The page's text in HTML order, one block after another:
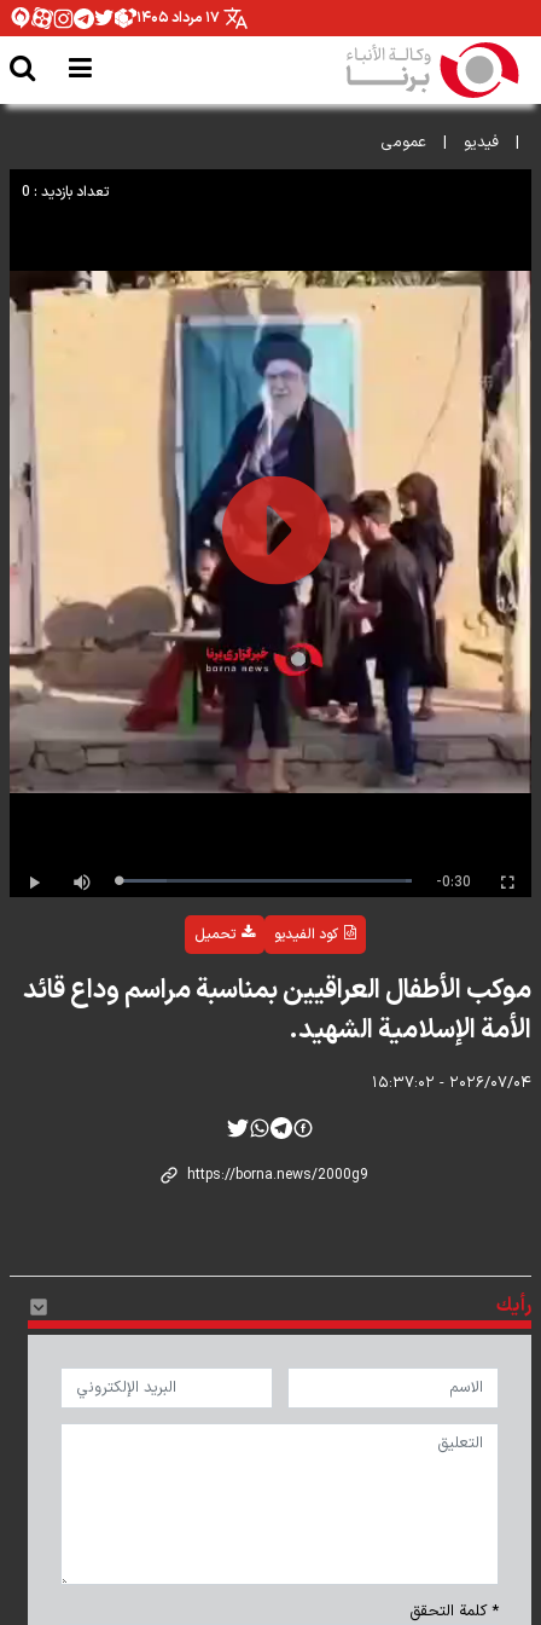
۱۷ مرداد ۱۴۰۵
| فيديو | عمومی
Play
Video
Play Mute Loaded:
0%
Progress:
Remaining
Time
-0:30
تعداد بازدید : 0
كود الفيديو تحميل
موكب الأطفال العراقيين بمناسبة مراسم وداع قائد
الأمة الإسلامية الشهيد.
۲۰۲۶/۰۷/۰۴ - ۱۵:۳۷:۰۲
رأيك
* كلمة التحقق